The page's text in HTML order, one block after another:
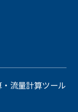
流量計算ツール